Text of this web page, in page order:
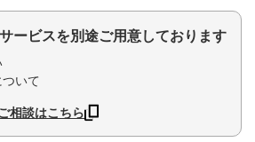
ービスを別途ご用意しております
いて
相談はこちら